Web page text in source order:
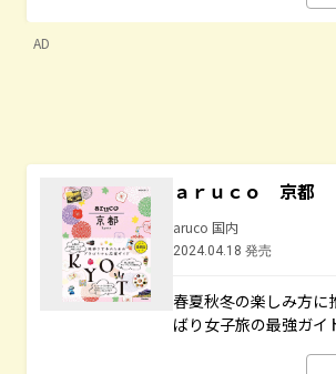
AD
ａｒｕｃｏ 京都
aruco 国内
2024.04.18 発売
春夏秋冬の楽しみ方に
ばり女子旅の最強ガイ